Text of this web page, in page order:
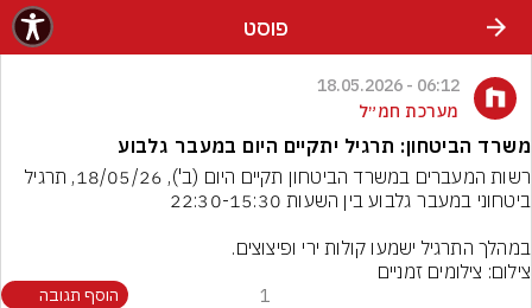
פוסט
06:12 - 18.05.2026
מערכת חמ״ל
משרד הביטחון: תרגיל יתקיים היום במעבר גלבוע
רשות המעברים במשרד הביטחון תקיים היום (ב'), 18/05/26, תרגיל
במהלך התרגיל ישמעו קולות ירי ופיצוצים.
צילום: צילומים זמניים
1 הוסף תגובה